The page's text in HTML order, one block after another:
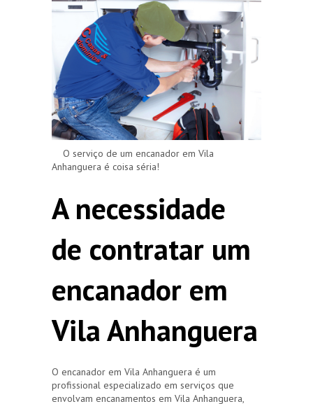
O serviço de um encanador em Vila
Anhanguera é coisa séria!
A necessidade
de contratar um
encanador em
Vila Anhanguera
O encanador em Vila Anhanguera é um
profissional especializado em serviços que
envolvam encanamentos em Vila Anhanguera,